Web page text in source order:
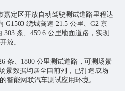
嘉定区开放自动驾驶测试道路里程达
G1503 绕城高速 21.5 公里、G2 京
303 条、459.6 公里地面道路，实现
放。
条、1800 公里测试道路，可测场景
景数据均居全国前列，已打造成场
智能网联汽车测试应用环境。